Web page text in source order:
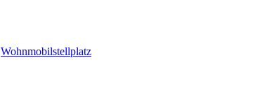
Wohnmobilstellplatz